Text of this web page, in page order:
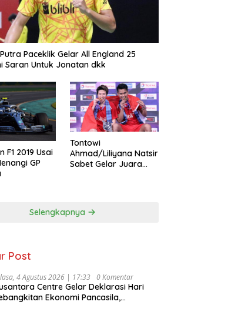
Paceklik Gelar All England 25
Saran Untuk Jonatan dkk
F1 2019 Usai
GP
Tontowi
Ahmad/Liliyana Natsir
Sabet Gelar Juara
Selengkapnya
Post
4 Agustus 2026 | 17:33 0 Komentar
Centre Gelar Deklarasi Hari
Ekonomi Pancasila,